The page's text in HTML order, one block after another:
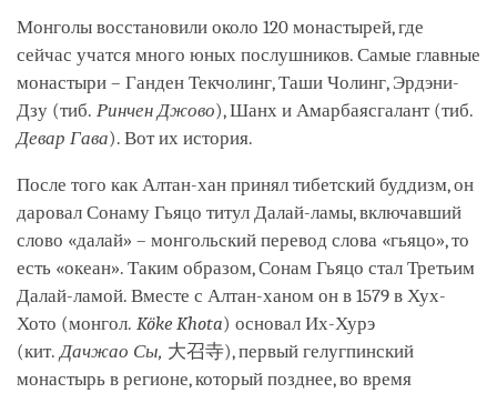
Монголы восстановили около 120 монастырей, где
сейчас учатся много юных послушников. Самые главные
монастыри – Ганден Текчолинг, Таши Чолинг, Эрдэни-
Дзу (тиб. Ринчен Джово), Шанх и Амарбаясгалант (тиб.
Девар Гава). Вот их история.
После того как Алтан-хан принял тибетский буддизм, он
даровал Сонаму Гьяцо титул Далай-ламы, включавший
слово «далай» – монгольский перевод слова «гьяцо», то
есть «океан». Таким образом, Сонам Гьяцо стал Третьим
Далай-ламой. Вместе с Алтан-ханом он в 1579 в Хух-
Хото (монгол. Köke Khota) основал Их-Хурэ
(кит. Дачжао Сы, 大召寺), первый гелугпинский
монастырь в регионе, который позднее, во время